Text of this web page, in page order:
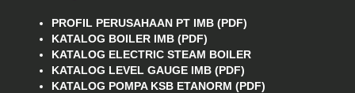
PROFIL PERUSAHAAN PT IMB (PDF)
KATALOG BOILER IMB (PDF)
KATALOG ELECTRIC STEAM BOILER
KATALOG LEVEL GAUGE IMB (PDF)
KATALOG POMPA KSB ETANORM (PDF)